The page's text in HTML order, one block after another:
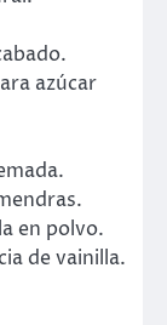
azúcar
en polvo.
de vainilla.